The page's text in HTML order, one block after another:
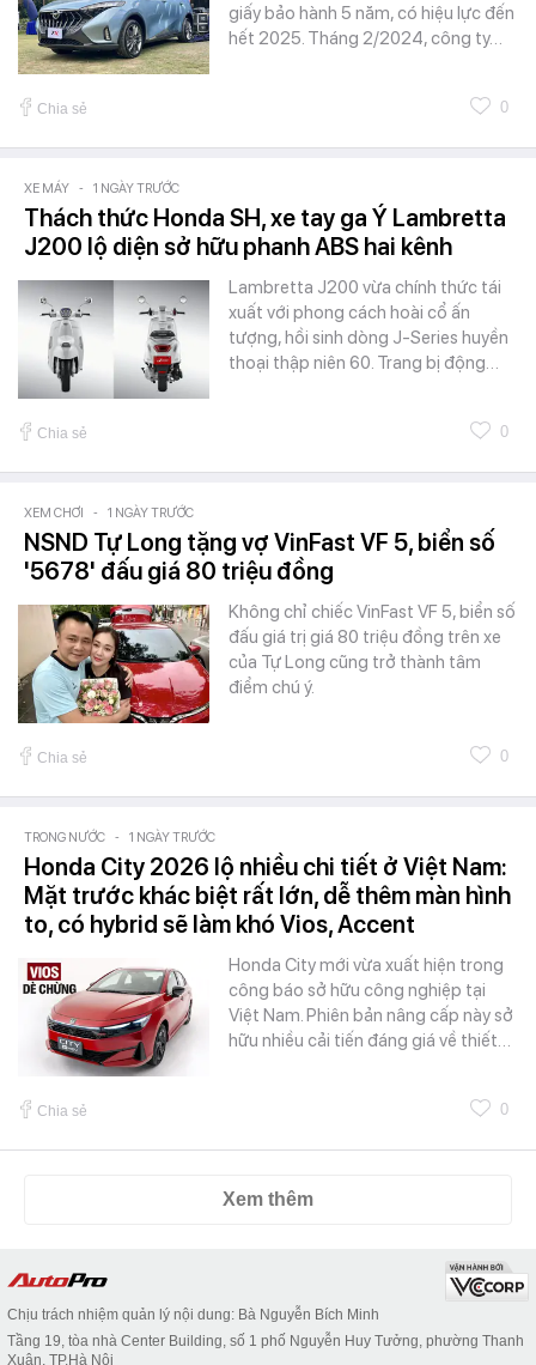
giấy bảo hành 5 năm, có hiệu lực đến
hết 2025. Tháng 2/2024, công ty…
Chia sẻ 0
XE MÁY - 1 NGÀY TRƯỚC
Thách thức Honda SH, xe tay ga Ý Lambretta
J200 lộ diện sở hữu phanh ABS hai kênh
Lambretta J200 vừa chính thức tái
xuất với phong cách hoài cổ ấn
tượng, hồi sinh dòng J-Series huyền
thoại thập niên 60. Trang bị động…
Chia sẻ 0
XEM CHƠI - 1 NGÀY TRƯỚC
NSND Tự Long tặng vợ VinFast VF 5, biển số
'5678' đấu giá 80 triệu đồng
Không chỉ chiếc VinFast VF 5, biển số
đấu giá trị giá 80 triệu đồng trên xe
của Tự Long cũng trở thành tâm
điểm chú ý.
Chia sẻ 0
TRONG NƯỚC - 1 NGÀY TRƯỚC
Honda City 2026 lộ nhiều chi tiết ở Việt Nam:
Mặt trước khác biệt rất lớn, dễ thêm màn hình
to, có hybrid sẽ làm khó Vios, Accent
Honda City mới vừa xuất hiện trong
công báo sở hữu công nghiệp tại
Việt Nam. Phiên bản nâng cấp này sở
hữu nhiều cải tiến đáng giá về thiết…
Chia sẻ 0
Xem thêm
Chịu trách nhiệm quản lý nội dung: Bà Nguyễn Bích Minh
Tầng 19, tòa nhà Center Building, số 1 phố Nguyễn Huy Tưởng, phường Thanh
Xuân, TP.Hà Nội